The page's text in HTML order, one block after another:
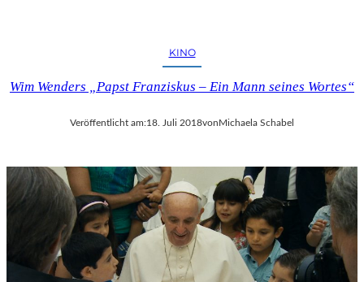
KINO
Wim Wenders „Papst Franziskus – Ein Mann seines Wortes“
Veröffentlicht am:18. Juli 2018vonMichaela Schabel